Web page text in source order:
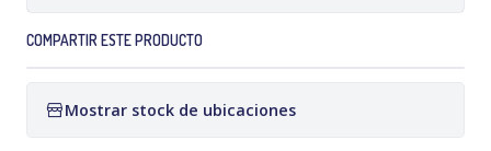
COMPARTIR ESTE PRODUCTO
Mostrar stock de ubicaciones